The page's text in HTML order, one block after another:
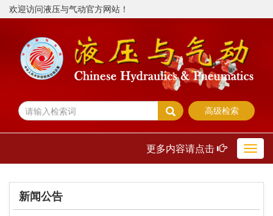
欢迎访问液压与气动官方网站！
高级检索
更多内容请点击
新闻公告